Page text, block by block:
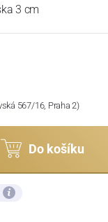
3 cm
567/16, Praha 2)
Do košíku